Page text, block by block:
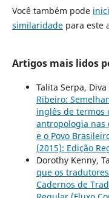
Você também pode
similaridadepara este
Artigos mais lidos
Talita Serpa,
Ribeiro:
inglês de termos
antropologia nas
e o Povo
(2015): Edição
Dorothy Kenny,
que os
Cadernos de